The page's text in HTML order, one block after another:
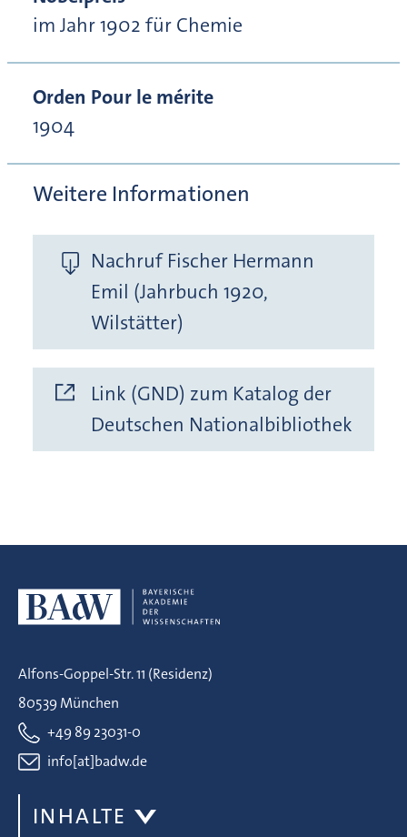
im Jahr 1902 für Chemie
Orden Pour le mérite
1904
Weitere Informationen
Nachruf Fischer Hermann
Emil (Jahrbuch 1920,
Wilstätter)
Link (GND) zum Katalog der
Deutschen Nationalbibliothek
Alfons-Goppel-Str. 11 (Residenz)
80539 München
+49 89 23031-0
info[at]badw.de
INHALTE